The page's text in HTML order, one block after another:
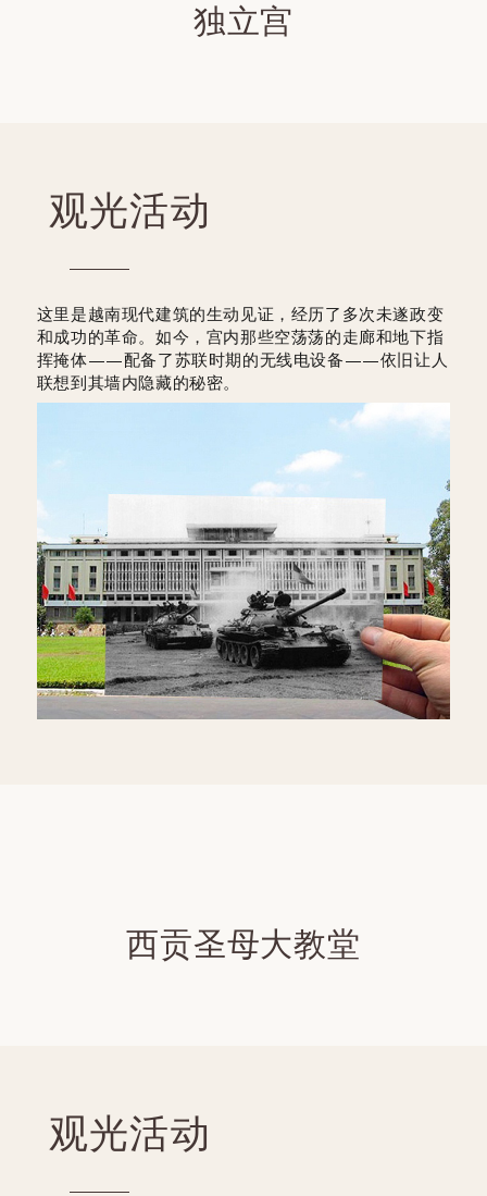
独立宫
观光活动
这里是越南现代建筑的生动见证，经历了多次未遂政变
和成功的革命。如今，宫内那些空荡荡的走廊和地下指
挥掩体——配备了苏联时期的无线电设备——依旧让人
联想到其墙内隐藏的秘密。
西贡圣母大教堂
观光活动